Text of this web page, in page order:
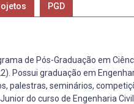
PGD
de Pós-Graduação em
Possui graduação em
palestras, seminários,
do curso de Engenharia